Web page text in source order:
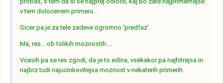
v tem dolocenem primeru...
Sicer pa je za tele zadeve ogromno 'predfaz'.
Ma, res... ob tolikih moznostih....
Vcasih pa se res zgodi, da je to edina, vsekakor pa najhitrejsa in
najbrz tudi najucinkovitejsa moznost v nekaterih primerih.